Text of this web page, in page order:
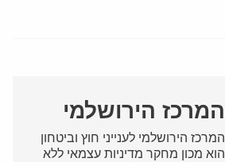
המרכז הירושלמי
המרכז הירושלמי לענייני חוץ וביטחון
הוא מכון מחקר מדיניות עצמאי ללא